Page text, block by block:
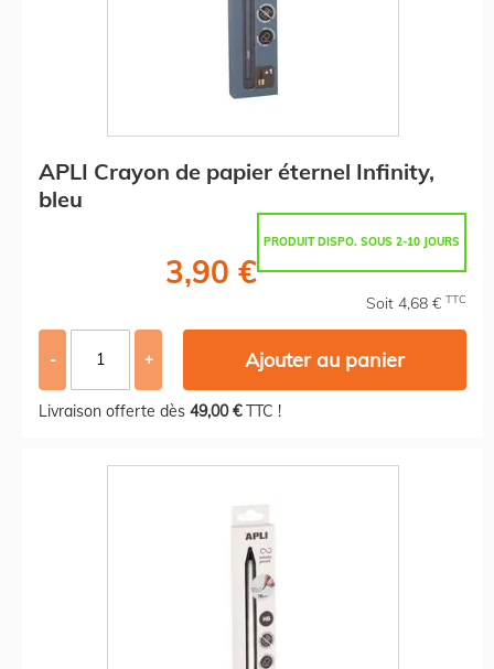
APLI Crayon de papier éternel Infinity,
bleu
PRODUIT DISPO. SOUS 2-10 JOURS
3,90 €
Soit 4,68 € TTC
- + Ajouter au panier
Livraison offerte dès 49,00 €TTC !